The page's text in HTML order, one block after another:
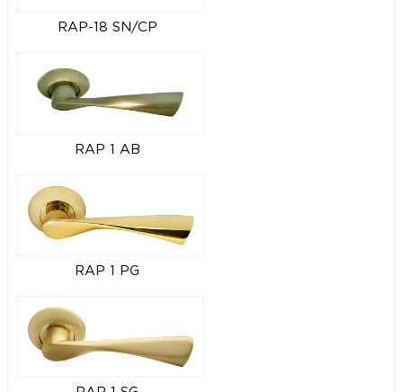
RAP-18 SN/CP
RAP 1 AB
RAP 1 PG